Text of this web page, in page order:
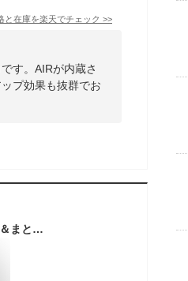
と在庫を楽天でチェック >>
す。AIRが内蔵さ
プ効果も抜群でお
【6/10】エントリー/抽選で最大100％ポイントバック＆まとめ買いで最大10％OFFクーポン ナイキ ウィメンズ アイコン クラシック ICON CLASSIC サンダル DH0223-001 レディース スポーツサンダル ： ブラック×ホワイト NIKE DH0223 001